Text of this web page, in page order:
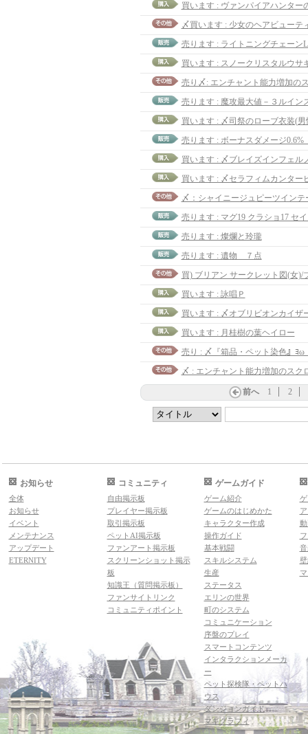
売ります : ライトニングチェーン
売ります : 魔攻最大値－３ルイン
買います : 〆司祭のローブ衣装(
売ります : マグ19 クラショ17 セ
売ります : 燦爛と玲瓏
売ります : 遺物 ７点
買) ブリアン サークレット図(女)/
買います : 詠唱Ｐ
買います : 〆オブリビオンカイザ
買います : 月桂樹の葉ヘイロー
〆 : エンチャント能力増加のス
前へ 1 2
お知らせ
全体
お知らせ
イベント
メンテナンス
アップデート
ETERNITY
コミュニティ
自由掲示板
プレイヤー掲示板
取引掲示板
ペットAI掲示板
ファンアート掲示板
スクリーンショット掲示
板
知識王（質問掲示板）
ファンサイトリンク
コミュニティポイント
ゲームガイド
ゲーム紹介
ゲームのはじめかた
キャラクター作成
操作ガイド
基本戦闘
スキルシステム
生産
ステータス
エリンの世界
町のシステム
コミュニケーション
序盤のプレイ
スマートコンテンツ
インタラクションメーカ
ー
ペット探検隊・ペットハ
ウス
ダンジョンガイド
マギグラフィ